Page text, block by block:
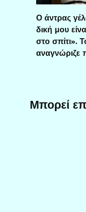
Ο άντρας
δική μου
στο σπίτι».
αναγνώριζε
Μπορεί